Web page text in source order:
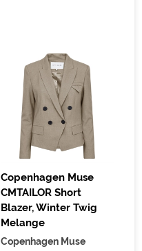
Copenhagen Muse
CMTAILOR Short
Blazer, Winter Twig
Melange
Copenhagen Muse